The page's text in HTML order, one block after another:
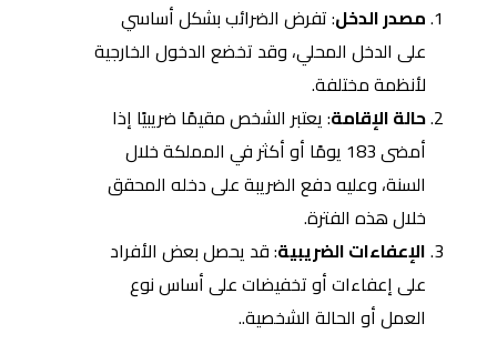
مصدر الدخل: تفرض الضرائب بشكل أساسي
على الدخل المحلي، وقد تخضع الدخول الخارجية
لأنظمة مختلفة.
حالة الإقامة: يعتبر الشخص مقيمًا ضريبيًا إذا
أمضى 183 يومًا أو أكثر في المملكة خلال
السنة، وعليه دفع الضريبة على دخله المحقق
خلال هذه الفترة.
الإعفاءات الضريبية: قد يحصل بعض الأفراد
على إعفاءات أو تخفيضات على أساس نوع
العمل أو الحالة الشخصية..